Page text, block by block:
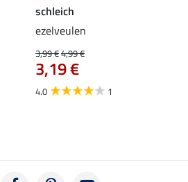
schleich
ezelveulen
3,99 €4,99 €
3,19 €
4.0 1